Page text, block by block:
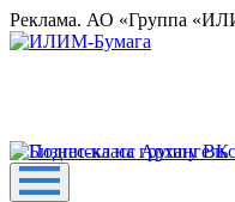
Реклама. АО «Группа